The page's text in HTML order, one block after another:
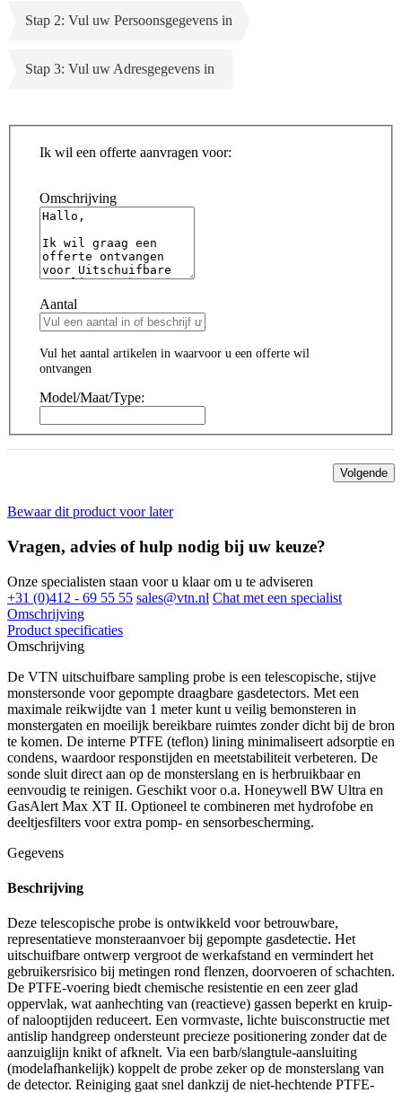
Stap 2: Vul uw Persoonsgegevens in
Stap 3: Vul uw Adresgegevens in
Ik wil een offerte aanvragen voor:
Omschrijving
Aantal
Vul het aantal artikelen in waarvoor u een offerte wil
ontvangen
Model/Maat/Type:
Volgende
Bewaar dit product voor later
Vragen, advies of hulp nodig bij uw keuze?
Onze specialisten staan voor u klaar om u te adviseren
+31 (0)412 - 69 55 55 sales@vtn.nl Chat met een specialist
Omschrijving
Product specificaties
Omschrijving
De VTN uitschuifbare sampling probe is een telescopische, stijve
monstersonde voor gepompte draagbare gasdetectors. Met een
maximale reikwijdte van 1 meter kunt u veilig bemonsteren in
monstergaten en moeilijk bereikbare ruimtes zonder dicht bij de bron
te komen. De interne PTFE (teflon) lining minimaliseert adsorptie en
condens, waardoor responstijden en meetstabiliteit verbeteren. De
sonde sluit direct aan op de monsterslang en is herbruikbaar en
eenvoudig te reinigen. Geschikt voor o.a. Honeywell BW Ultra en
GasAlert Max XT II. Optioneel te combineren met hydrofobe en
deeltjesfilters voor extra pomp- en sensorbescherming.
Gegevens
Beschrijving
Deze telescopische probe is ontwikkeld voor betrouwbare,
representatieve monsteraanvoer bij gepompte gasdetectie. Het
uitschuifbare ontwerp vergroot de werkafstand en vermindert het
gebruikersrisico bij metingen rond flenzen, doorvoeren of schachten.
De PTFE-voering biedt chemische resistentie en een zeer glad
oppervlak, wat aanhechting van (reactieve) gassen beperkt en kruip-
of nalooptijden reduceert. Een vormvaste, lichte buisconstructie met
antislip handgreep ondersteunt precieze positionering zonder dat de
aanzuiglijn knikt of afknelt. Via een barb/slangtule-aansluiting
(modelafhankelijk) koppelt de probe zeker op de monsterslang van
de detector. Reiniging gaat snel dankzij de niet-hechtende PTFE-